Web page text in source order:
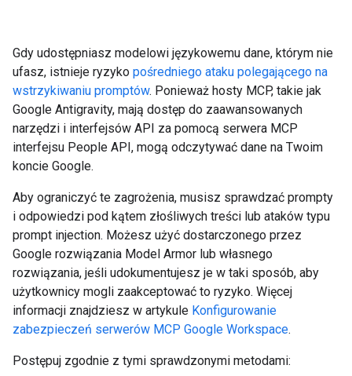
Gdy udostępniasz modelowi językowemu dane, którym nie
ufasz, istnieje ryzyko pośredniego ataku polegającego na
wstrzykiwaniu promptów. Ponieważ hosty MCP, takie jak
Google Antigravity, mają dostęp do zaawansowanych
narzędzi i interfejsów API za pomocą serwera MCP
interfejsu People API, mogą odczytywać dane na Twoim
koncie Google.
Aby ograniczyć te zagrożenia, musisz sprawdzać prompty
i odpowiedzi pod kątem złośliwych treści lub ataków typu
prompt injection. Możesz użyć dostarczonego przez
Google rozwiązania Model Armor lub własnego
rozwiązania, jeśli udokumentujesz je w taki sposób, aby
użytkownicy mogli zaakceptować to ryzyko. Więcej
informacji znajdziesz w artykule Konfigurowanie
zabezpieczeń serwerów MCP Google Workspace.
Postępuj zgodnie z tymi sprawdzonymi metodami: